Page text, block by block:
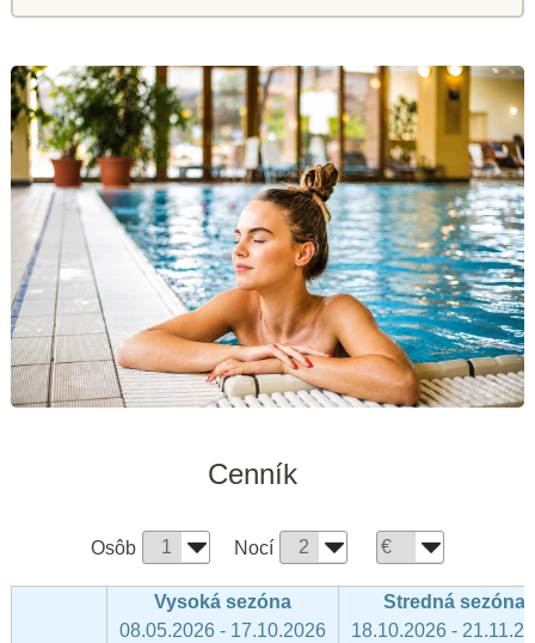
Cenník
Osôb Nocí
Vysoká sezóna
08.05.2026 - 17.10.2026
Stredná sezóna
18.10.2026 -